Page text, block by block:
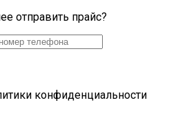
отправить прайс?
конфиденциальности